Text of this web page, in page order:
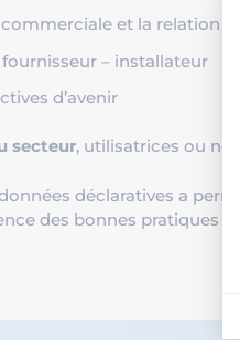
et la relation
– installateur
d’avenir
secteur, utilisatrices ou
données déclaratives a
des bonnes pratiques